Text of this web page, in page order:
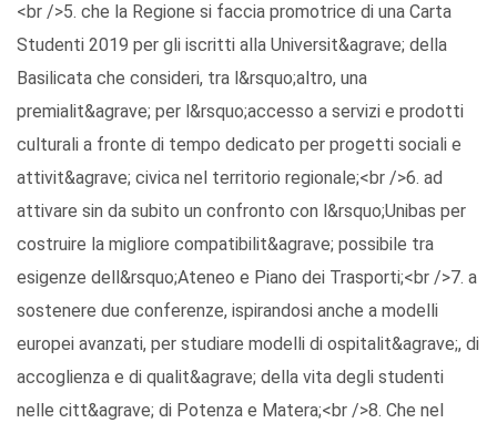
<br />5. che la Regione si faccia promotrice di una Carta
Studenti 2019 per gli iscritti alla Universit&agrave; della
Basilicata che consideri, tra l&rsquo;altro, una
premialit&agrave; per l&rsquo;accesso a servizi e prodotti
culturali a fronte di tempo dedicato per progetti sociali e
attivit&agrave; civica nel territorio regionale;<br />6. ad
attivare sin da subito un confronto con l&rsquo;Unibas per
costruire la migliore compatibilit&agrave; possibile tra
esigenze dell&rsquo;Ateneo e Piano dei Trasporti;<br />7. a
sostenere due conferenze, ispirandosi anche a modelli
europei avanzati, per studiare modelli di ospitalit&agrave;, di
accoglienza e di qualit&agrave; della vita degli studenti
nelle citt&agrave; di Potenza e Matera;<br />8. Che nel